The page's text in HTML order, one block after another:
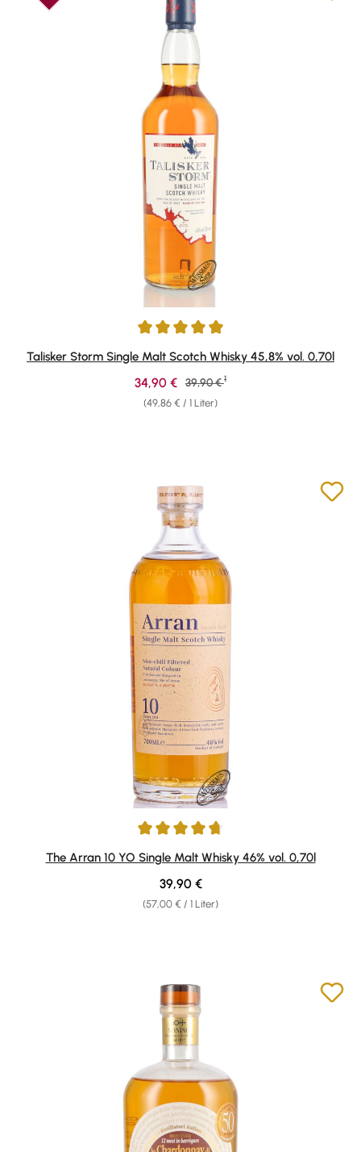
Durchschnittliche Bewertung von 4.88 von 5 Sternen
Talisker Storm Single Malt Scotch Whisky 45,8% vol. 0,70l
(49,86 € / 1 Liter)
Verkaufspreis:
34,90 € Regulärer Preis:
39,90 € 1
Durchschnittliche Bewertung von 4.79 von 5 Sternen
The Arran 10 YO Single Malt Whisky 46% vol. 0,70l
(57,00 € / 1 Liter)
Regulärer Preis:
39,90 €